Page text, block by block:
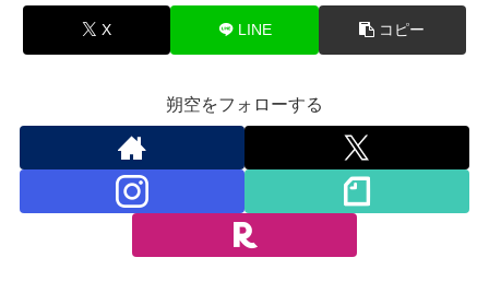
X LINE コピー
朔空をフォローする